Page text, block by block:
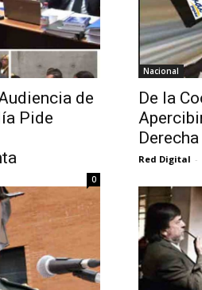
de
Pide
0
Nacional
De la
Derecha
Red Digital -